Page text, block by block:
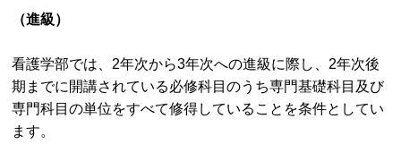
（進級）
看護学部では、2年次から3年次への進級に際し、2年次後
期までに開講されている必修科目のうち専門基礎科目及び
専門科目の単位をすべて修得していることを条件としてい
ます。